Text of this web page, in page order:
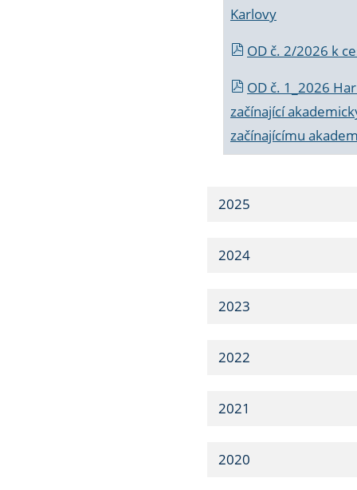
Karlovy
OD č. 2/2026 k
OD č. 1_2026
začínající
začínajícímu
2025
2024
2023
2022
2021
2020